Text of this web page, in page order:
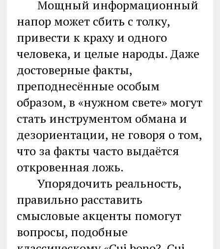
Мощный информационный
напор может сбить с толку,
привести к краху и одного
человека, и целые народы. Даже
достоверные факты,
преподнесённые особым
образом, в «нужном свете» могут
стать инструментом обмана и
дезориентации, не говоря о том,
что за факты часто выдаётся
откровенная ложь.
Упорядочить реальность,
правильно расставить
смысловые акценты помогут
вопросы, подобные